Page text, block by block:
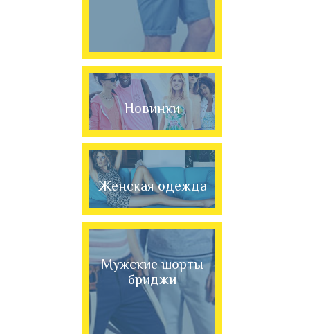
Новинки
Женская одежда
Мужские шорты
бриджи